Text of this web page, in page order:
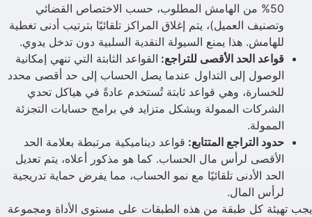
50% من الهامش المطلوب، حسب الاختصاص القضائي
وتصنيف العميل)، يتم إغلاق المراكز تلقائيًا بترتيب أدنى تغطية
للهامش. هذا يمنع السيولة النقدية السلبية دون تدخل يدوي.
قواعد الحد الأقصى للتراجع: القواعد الثابتة التي تنهي إمكانية
الوصول إلى التداول عندما يصل الحساب إلى حد أقصى محدد
للخسارة، وهي قواعد ثابتة تُستخدم عادةً في هياكل تحدي
الشركات الممولة وبشكل متزايد في برامج حسابات التجزئة
الممولة.
حدود التراجع المتتابع: قواعد ديناميكية مرتبطة بعلامة الحد
الأقصى لرأس مال الحساب. كما هو مذكور أعلاه، يتم تعديل
الحد الأدنى تلقائيًا مع نمو الحساب، مما يفرض حماية تدريجية
لرأس المال.
يجب تهيئة كل طبقة من هذه الطبقات على مستوى الأداة ومجموعة